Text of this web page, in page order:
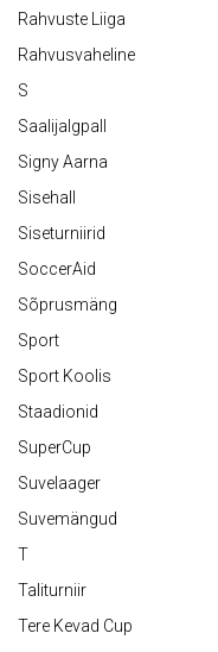
Rahvuste Liiga
Rahvusvaheline
S
Saalijalgpall
Signy Aarna
Sisehall
Siseturniirid
SoccerAid
Sõprusmäng
Sport
Sport Koolis
Staadionid
SuperCup
Suvelaager
Suvemängud
T
Taliturniir
Tere Kevad Cup